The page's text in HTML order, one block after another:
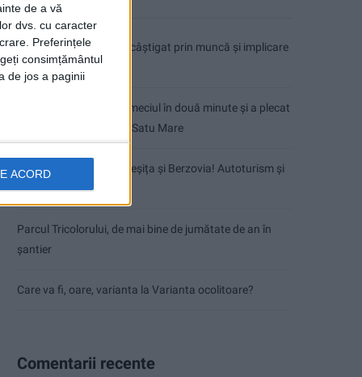
de a vă
dvs. cu caracter
Preferințele
consimțământul
de jos a paginii
ACORD
Dorinel Munteanu: Am câștigat prin muncă și implicare
totală!
CSM Reșița a rezolvat meciul în două minute și a plecat
cu toate punctele de la Satu Mare
Accident mortal între Reșița și Berzovia! Autoturism și
TIR în flăcări!
Parcul Tricolorului, de mai bine de jumătate de an în
șantier
Care va fi, oare, varianta la Varianta ocolitoare?
Comentarii recente